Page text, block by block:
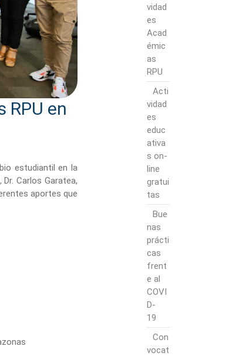
en
estudiantil en la
Carlos Garatea,
aportes que
vidad
es
Acad
émic
as
RPU
Acti
vidad
es
educ
ativa
s on-
line
gratui
tas
Bue
nas
prácti
cas
frent
e al
COVI
D-
19
Con
vocat